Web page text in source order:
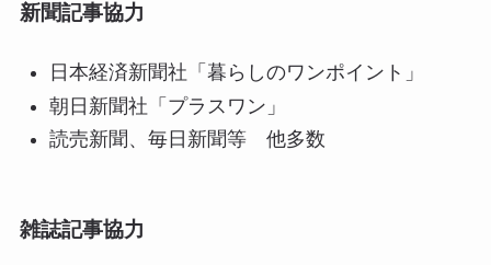
新聞記事協力
日本経済新聞社「暮らしのワンポイント」
朝日新聞社「プラスワン」
読売新聞、毎日新聞等 他多数
雑誌記事協力